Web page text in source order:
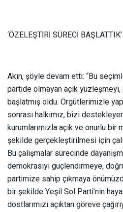
‘ÖZELEŞTİRİ SÜRECİ BAŞLATTIK’
Akın, şöyle devam etti: “Bu
partide olmayan açık
başlatmış oldu. Örgütlerimizle
sonrası halkımız, bizi
kurumlarımızla açık ve onurlu
şekilde gerçekleştirilmesi için
Bu çalışmalar sürecinde
demokrasiyi güçlendirmeye,
partimize sahip çıkmaya
bir şekilde Yeşil Sol Parti’nin
dostlarımızı açıktan göreve